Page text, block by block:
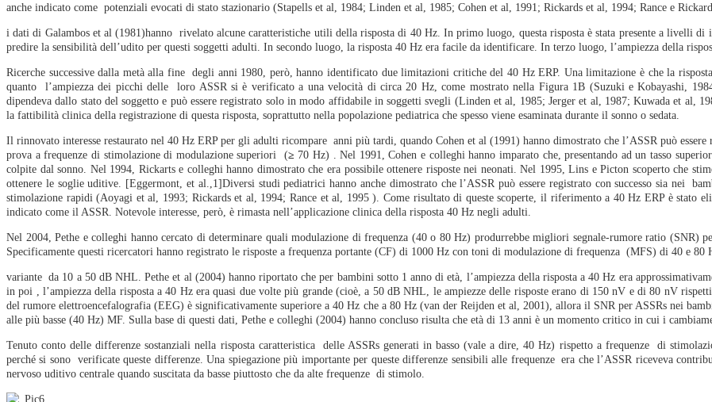
anche indicato come potenziali evocati di stato stazionario (Stapells et al, 1984; Linden et al, 1985; Cohen et al, 1991; Rickards et al, 1994; Rance e
i dati di Galambos et al (1981)hanno rivelato alcune caratteristiche utili della risposta di 40 Hz. In primo luogo, questa risposta è stata presente a livelli di
predire la sensibilità dell’udito per questi soggetti adulti. In secondo luogo, la risposta 40 Hz era facile da identificare. In terzo luogo, l’ampiezza della
Ricerche successive dalla metà alla fine degli anni 1980, però, hanno identificato due limitazioni critiche del 40 Hz ERP. Una limitazione è che la
quanto l’ampiezza dei picchi delle loro ASSR si è verificato a una velocità di circa 20 Hz, come mostrato nella Figura 1B (Suzuki e Kobayashi,
dipendeva dallo stato del soggetto e può essere registrato solo in modo affidabile in soggetti svegli (Linden et al, 1985; Jerger et al, 1987; Kuwada et al,
la fattibilità clinica della registrazione di questa risposta, soprattutto nella popolazione pediatrica che spesso viene esaminata durante il sonno o sedata.
Il rinnovato interesse restaurato nel 40 Hz ERP per gli adulti ricompare anni più tardi, quando Cohen et al (1991) hanno dimostrato che l’ASSR può
prova a frequenze di stimolazione di modulazione superiori (≥ 70 Hz) . Nel 1991, Cohen e colleghi hanno imparato che, presentando ad un tasso
colpite dal sonno. Nel 1994, Rickarts e colleghi hanno dimostrato che era possibile ottenere risposte nei neonati. Nel 1995, Lins e Picton scoperto che
ottenere le soglie uditive. [Eggermont, et al.,1]Diversi studi pediatrici hanno anche dimostrato che l’ASSR può essere registrato con successo sia nei
stimolazione rapidi (Aoyagi et al, 1993; Rickards et al, 1994; Rance et al, 1995 ). Come risultato di queste scoperte, il riferimento a 40 Hz ERP è stato
indicato come il ASSR. Notevole interesse, però, è rimasta nell’applicazione clinica della risposta 40 Hz negli adulti.
Nel 2004, Pethe e colleghi hanno cercato di determinare quali modulazione di frequenza (40 o 80 Hz) produrrebbe migliori segnale-rumore ratio (SNR)
Specificamente questi ricercatori hanno registrato le risposte a frequenza portante (CF) di 1000 Hz con toni di modulazione di frequenza (MFS) di 40 e 80
variante da 10 a 50 dB NHL. Pethe et al (2004) hanno riportato che per bambini sotto 1 anno di età, l’ampiezza della risposta a 40 Hz era
in poi , l’ampiezza della risposta a 40 Hz era quasi due volte più grande (cioè, a 50 dB NHL, le ampiezze delle risposte erano di 150 nV e di 80 nV
del rumore elettroencefalografia (EEG) è significativamente superiore a 40 Hz che a 80 Hz (van der Reijden et al, 2001), allora il SNR per ASSRs nei
alle più basse (40 Hz) MF. Sulla base di questi dati, Pethe e colleghi (2004) hanno concluso risulta che età di 13 anni è un momento critico in cui i
Tenuto conto delle differenze sostanziali nella risposta caratteristica delle ASSRs generati in basso (vale a dire, 40 Hz) rispetto a frequenze di
perché si sono verificate queste differenze. Una spiegazione più importante per queste differenze sensibili alle frequenze era che l’ASSR riceveva
nervoso uditivo centrale quando suscitata da basse piuttosto che da alte frequenze di stimolo.
Fìg. 17
STIMA DELLA SOGLIA
PRECISIONE DELLA PREDIZIONE
DELLA...
Per specificità della sede...
Specificità di Frequenza degli
Aria Conduzione (AC) ASSR...
Conduzione per via Aerea...
Soglie ASSR possono prevedere...